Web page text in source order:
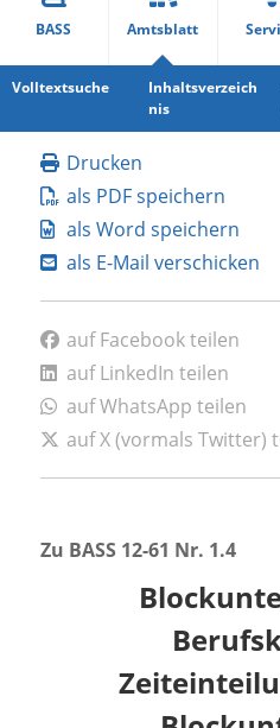
BASS Amtsblatt
Volltextsuche
Inhaltsverzeich
nis
Drucken
als PDF speichern
als Word speichern
als E-Mail verschicken
auf Facebook teilen
auf LinkedIn teilen
auf WhatsApp teilen
auf X (vormals Twitter)
Zu BASS 12-61 Nr. 1.4